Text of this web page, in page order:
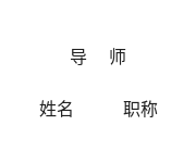
导 师
姓名 职称